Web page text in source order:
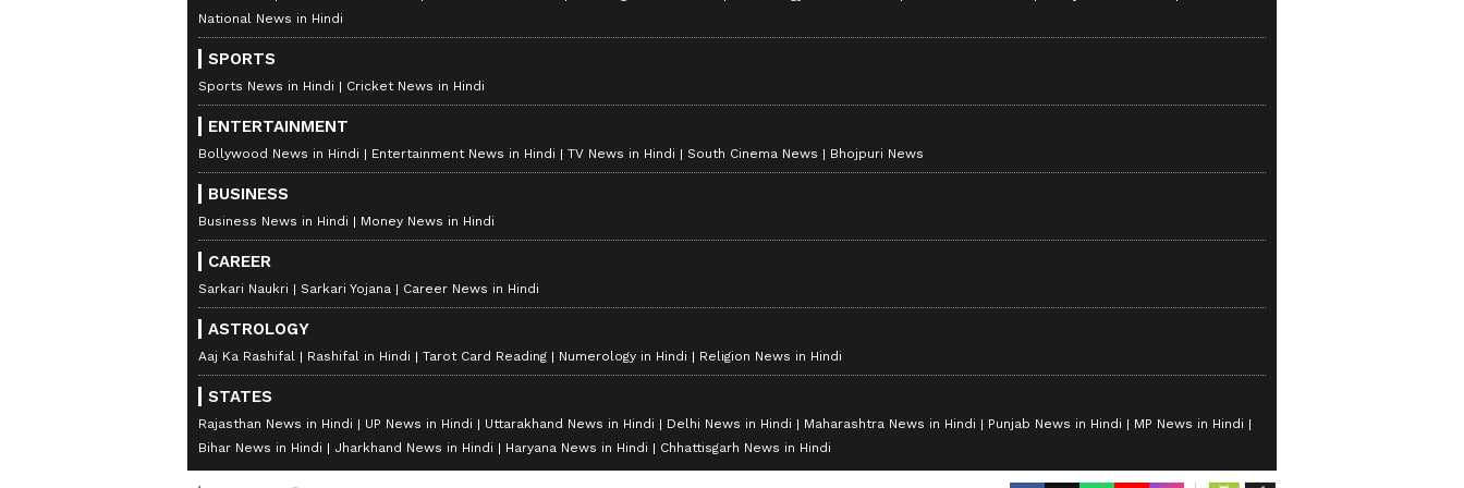
National News in Hindi
SPORTS
Sports News in Hindi Cricket News in Hindi
ENTERTAINMENT
Bollywood News in Hindi Entertainment News in Hindi TV News in Hindi South Cinema News Bhojpuri News
BUSINESS
Business News in Hindi Money News in Hindi
CAREER
Sarkari Naukri Sarkari Yojana Career News in Hindi
ASTROLOGY
Aaj Ka Rashifal Rashifal in Hindi Tarot Card Reading Numerology in Hindi Religion News in Hindi
STATES
Rajasthan News in Hindi UP News in Hindi Uttarakhand News in Hindi Delhi News in Hindi Maharashtra News in Hindi Punjab News in Hindi
MP News in Hindi
Bihar News in Hindi
Jharkhand News in Hindi Haryana News in Hindi Chhattisgarh News in Hindi